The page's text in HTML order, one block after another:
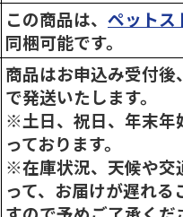
この商品は、 ペットス
同梱可能です。
商品はお申込み受付後
で発送いたします。
※土日、祝日、年末年
っております。
※在庫状況、天候や交
って、お届けが遅れる